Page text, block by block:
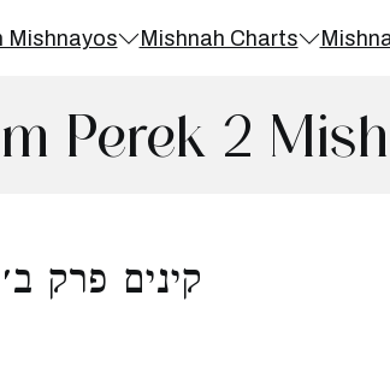
Mishnayos Mishnah Charts
Perek 2
קינים פרק